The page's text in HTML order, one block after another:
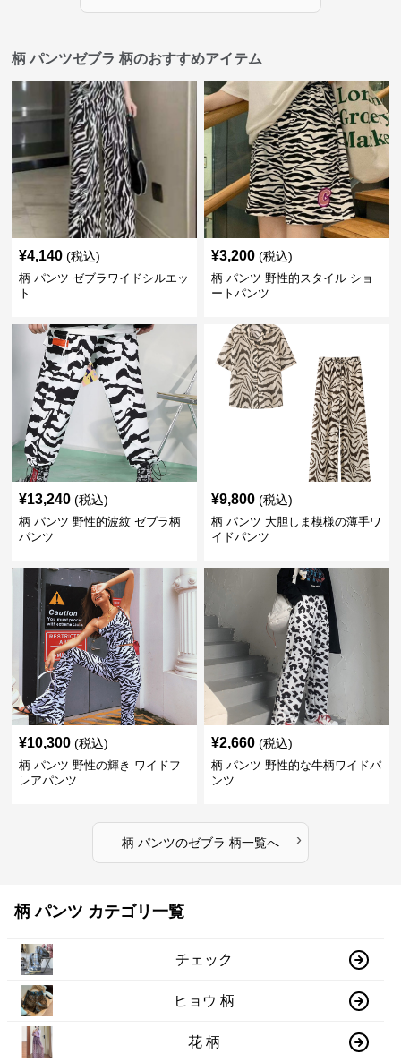
柄 パンツゼブラ 柄のおすすめアイテム
¥4,140 (税込)
柄 パンツ ゼブラワイドシルエッ
ト
¥3,200 (税込)
柄 パンツ 野性的スタイル ショ
ートパンツ
¥13,240 (税込)
柄 パンツ 野性的波紋 ゼブラ柄
パンツ
¥9,800 (税込)
柄 パンツ 大胆しま模様の薄手ワ
イドパンツ
¥10,300 (税込)
柄 パンツ 野性の輝き ワイドフ
レアパンツ
¥2,660 (税込)
柄 パンツ 野性的な牛柄ワイドパ
ンツ
柄 パンツのゼブラ 柄一覧へ ›
柄 パンツ カテゴリ一覧
チェック
ヒョウ 柄
花 柄